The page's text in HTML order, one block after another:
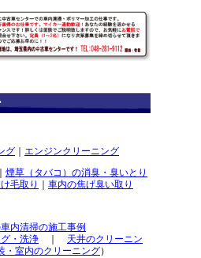
グ
エンジンクリーニング
煙草（タバコ）の消臭・臭いとり
毛取り 車内の焦げ臭い取り
内清掃の施工事例
・洗浄
天井のクリーニン
・室内のクリーニング）